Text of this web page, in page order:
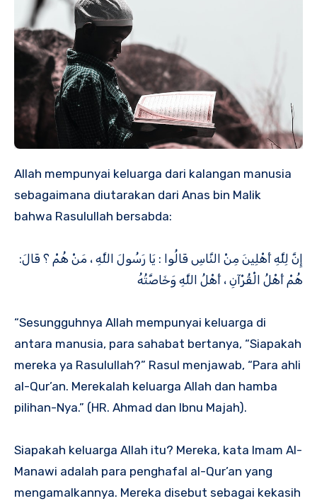
Allah mempunyai keluarga dari kalangan manusia
sebagaimana diutarakan dari Anas bin Malik
bahwa Rasulullah bersabda:
إِنَّ لِلَّهِ أَهْلِينَ مِنْ النَّاسِ قَالُوا : يَا رَسُولَ اللَّهِ ، مَنْ هُمْ ؟ قَالَ:
هُمْ أَهْلُ الْقُرْآنِ ، أَهْلُ اللَّهِ وَخَاصَّتُهُ
“Sesungguhnya Allah mempunyai keluarga di
antara manusia, para sahabat bertanya, “Siapakah
mereka ya Rasulullah?” Rasul menjawab, “Para ahli
al-Qur’an. Merekalah keluarga Allah dan hamba
pilihan-Nya.” (HR. Ahmad dan Ibnu Majah).
Siapakah keluarga Allah itu? Mereka, kata Imam Al-
Manawi adalah para penghafal al-Qur’an yang
mengamalkannya. Mereka disebut sebagai kekasih